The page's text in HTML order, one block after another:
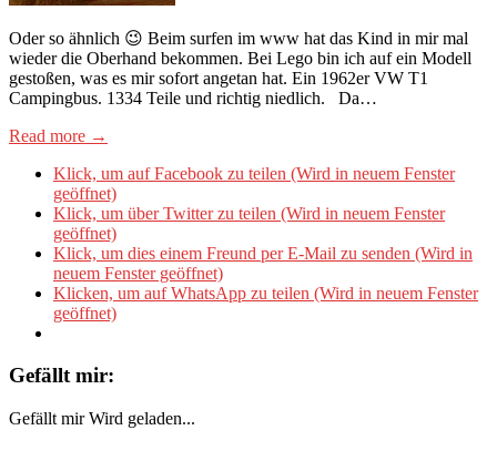
Oder so ähnlich 😉 Beim surfen im www hat das Kind in mir mal
wieder die Oberhand bekommen. Bei Lego bin ich auf ein Modell
gestoßen, was es mir sofort angetan hat. Ein 1962er VW T1
Campingbus. 1334 Teile und richtig niedlich. Da…
Read more →
Klick, um auf Facebook zu teilen (Wird in neuem Fenster
geöffnet)
Klick, um über Twitter zu teilen (Wird in neuem Fenster
geöffnet)
Klick, um dies einem Freund per E-Mail zu senden (Wird in
neuem Fenster geöffnet)
Klicken, um auf WhatsApp zu teilen (Wird in neuem Fenster
geöffnet)
Gefällt mir:
Gefällt mir Wird geladen...